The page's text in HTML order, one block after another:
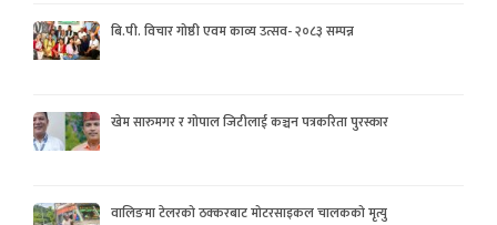
बि.पी. विचार गोष्ठी एवम काव्य उत्सव- २०८३ सम्पन्न
खेम सारुमगर र गोपाल जिटीलाई कञ्चन पत्रकरिता पुरस्कार
वालिङमा टेलरको ठक्करबाट मोटरसाइकल चालकको मृत्यु